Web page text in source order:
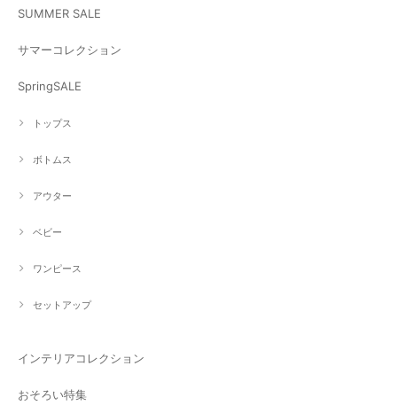
SUMMER SALE
サマーコレクション
SpringSALE
トップス
ボトムス
アウター
ベビー
ワンピース
セットアップ
インテリアコレクション
おそろい特集